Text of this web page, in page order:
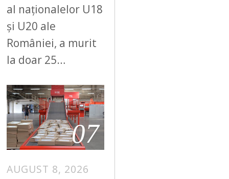
al naționalelor U18
și U20 ale
României, a murit
la doar 25…
07
AUGUST 8, 2026